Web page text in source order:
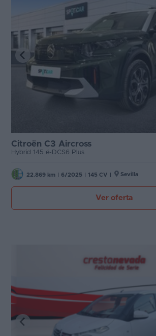
Citroën C3 Aircross
Hybrid 145 ë-DCS6 Plus
22.869 km 6/2025 145 CV Sevilla
Ver oferta